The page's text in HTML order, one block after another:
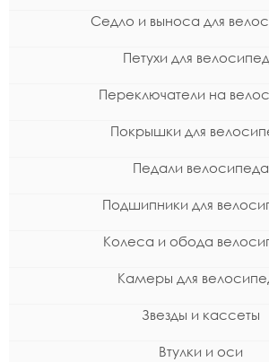
Седло и выноса для
Петухи для
Переключатели на
Покрышки для
Педали велосипеда
Подшипники для
Колеса и обода
Камеры для
Звезды и кассеты
Втулки и оси